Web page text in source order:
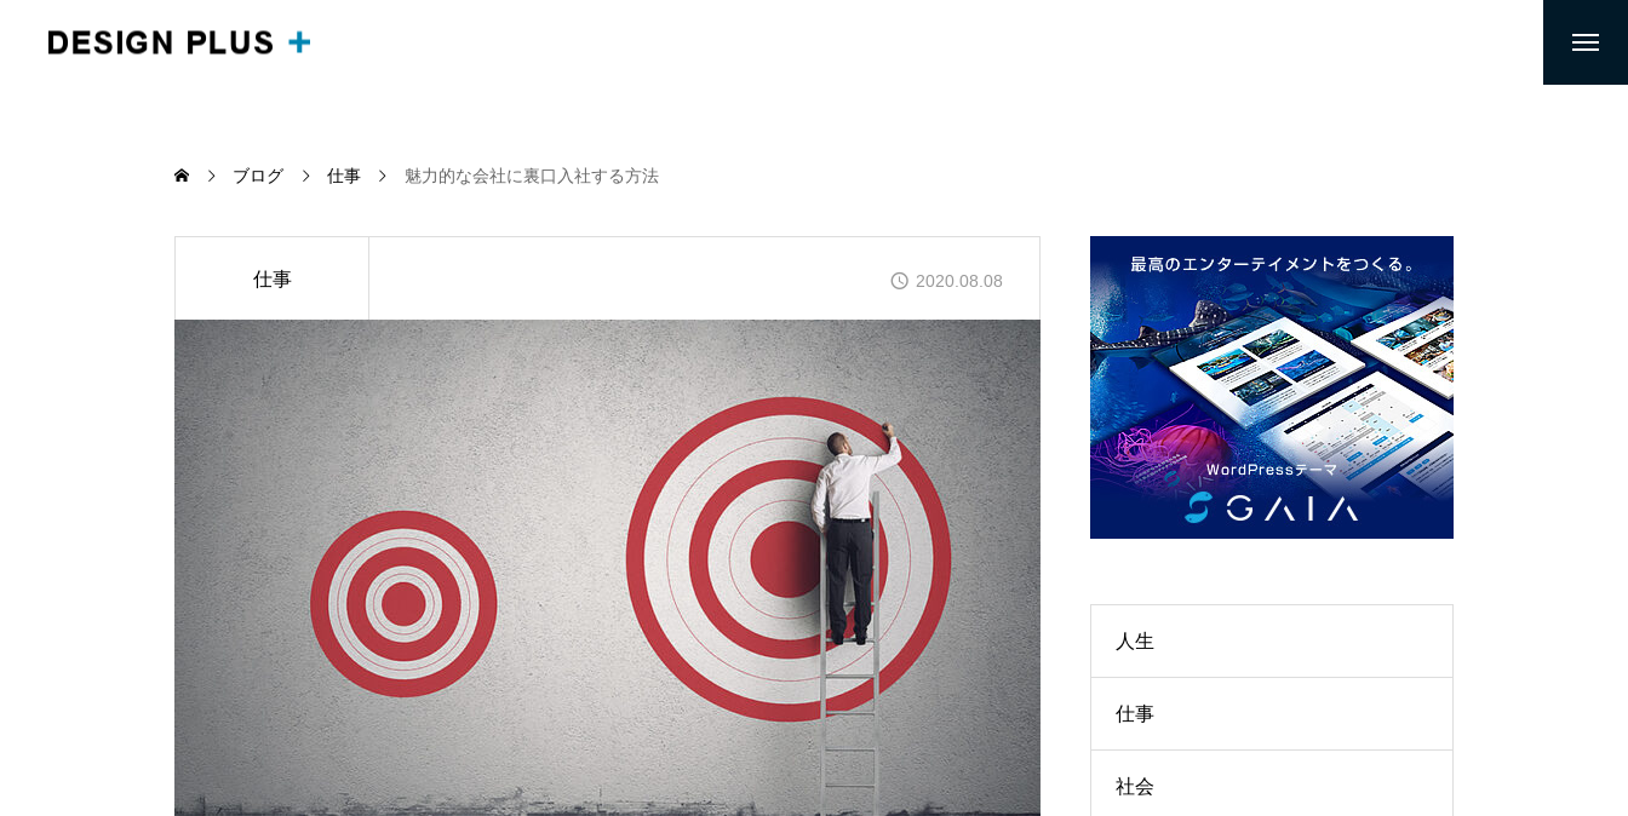
ブログ 仕事 魅力的な会社に裏口入社する方法
仕事 2020.08.08
人生
仕事
社会